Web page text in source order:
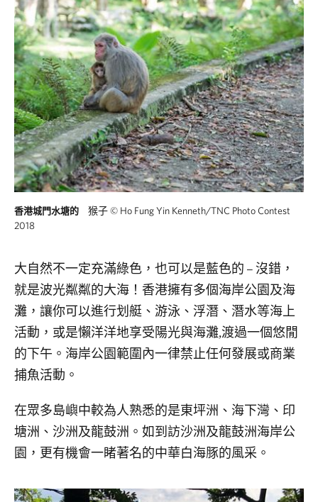
香港城門水塘的 猴子© Ho Fung Yin Kenneth/TNC Photo Contest
2018
大自然不一定充滿綠色，也可以是藍色的 – 沒錯，
就是波光粼粼的大海！香港擁有多個海岸公園及海
灘，讓你可以進行划艇、游泳、浮潛、潛水等海上
活動，或是懶洋洋地享受陽光與海灘,渡過一個悠閒
的下午。海岸公園範圍內一律禁止任何發展或商業
捕魚活動。
在眾多島嶼中較為人熟悉的是東坪洲、海下灣、印
塘洲、沙洲及龍鼓洲。如到訪沙洲及龍鼓洲海岸公
園，更有機會一睹著名的中華白海豚的風采。